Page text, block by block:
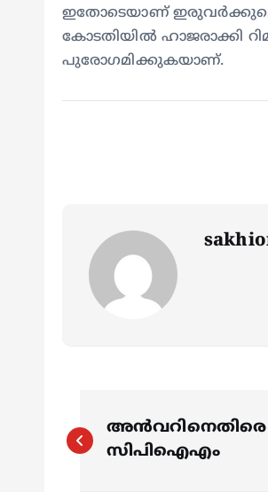
ഇതോടെയാണ്
കോടതിയിൽ ഹാജരാക്കി
പുരോ​ഗമിക്കുകയാണ്.
P
o
അൻവറിനെതിരെ
സിപിഐഎം